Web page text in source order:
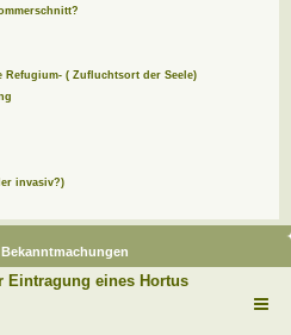
Refugium- ( Zufluchtsort der Seele)
invasiv?)
Eintragung eines Hortus